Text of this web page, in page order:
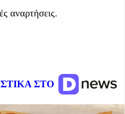
αναρτήσεις.
ΣΤΟ